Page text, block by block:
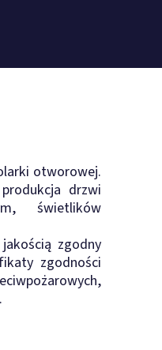
otworowej.
drzwi
świetlików
zgodny
zgodności